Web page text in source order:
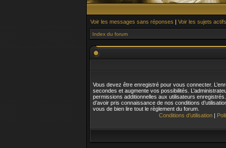
Voir les messages sans réponses | Voir les sujets actifs
Index du forum
Vous devez être enregistré pour vous connecter.
secondes et augmente vos possibilités.
permissions additionnelles aux utilisateurs
d’avoir pris connaissance de nos conditions
vous de bien lire tout le règlement du forum.
Conditions d’utilisation |